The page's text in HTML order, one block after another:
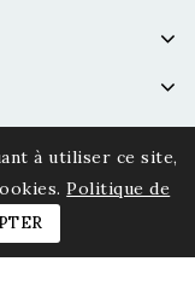
à utiliser ce site,
Politique de
Minéraux